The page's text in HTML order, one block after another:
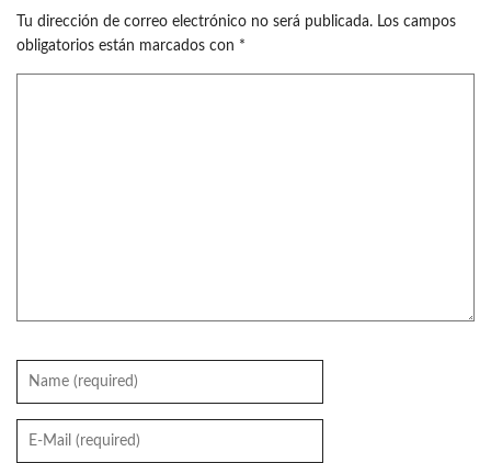
Tu dirección de correo electrónico no será publicada. Los campos
obligatorios están marcados con *